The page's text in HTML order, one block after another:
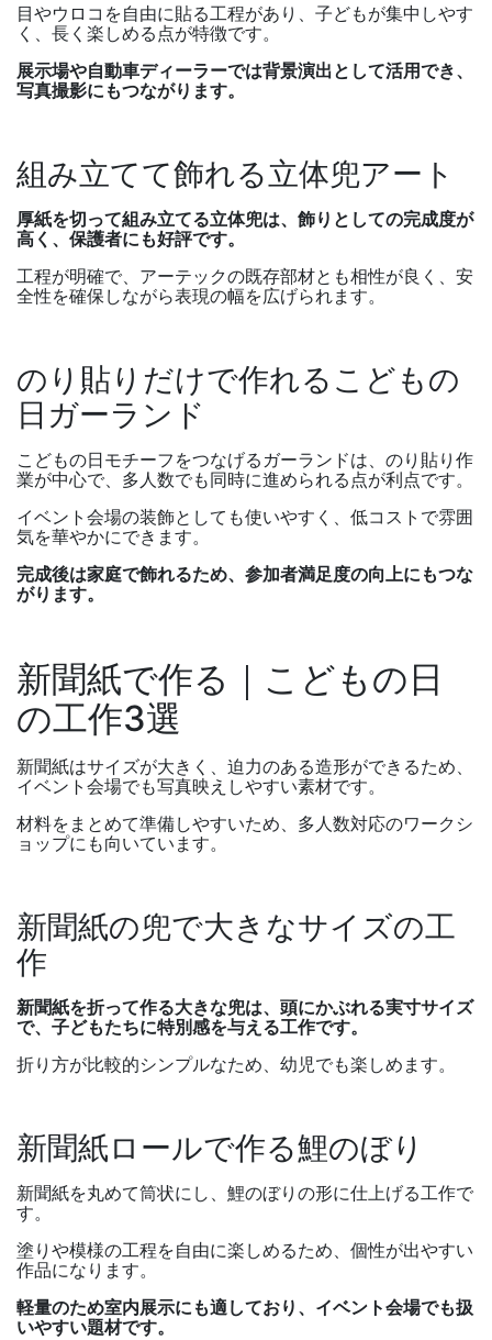
目やウロコを自由に貼る工程があり、子どもが集中しやす
く、長く楽しめる点が特徴です。
展示場や自動車ディーラーでは背景演出として活用でき、
写真撮影にもつながります。
組み立てて飾れる立体兜アート
厚紙を切って組み立てる立体兜は、飾りとしての完成度が
高く、保護者にも好評です。
工程が明確で、アーテックの既存部材とも相性が良く、安
全性を確保しながら表現の幅を広げられます。
のり貼りだけで作れるこどもの
日ガーランド
こどもの日モチーフをつなげるガーランドは、のり貼り作
業が中心で、多人数でも同時に進められる点が利点です。
イベント会場の装飾としても使いやすく、低コストで雰囲
気を華やかにできます。
完成後は家庭で飾れるため、参加者満足度の向上にもつな
がります。
新聞紙で作る｜こどもの日
の工作3選
新聞紙はサイズが大きく、迫力のある造形ができるため、
イベント会場でも写真映えしやすい素材です。
材料をまとめて準備しやすいため、多人数対応のワークシ
ョップにも向いています。
新聞紙の兜で大きなサイズの工
作
新聞紙を折って作る大きな兜は、頭にかぶれる実寸サイズ
で、子どもたちに特別感を与える工作です。
折り方が比較的シンプルなため、幼児でも楽しめます。
新聞紙ロールで作る鯉のぼり
新聞紙を丸めて筒状にし、鯉のぼりの形に仕上げる工作で
す。
塗りや模様の工程を自由に楽しめるため、個性が出やすい
作品になります。
軽量のため室内展示にも適しており、イベント会場でも扱
いやすい題材です。